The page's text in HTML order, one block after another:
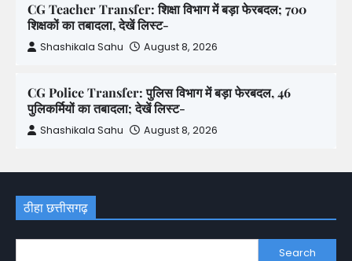
CG Teacher Transfer: शिक्षा विभाग में बड़ा फेरबदल; 700
शिक्षकों का तबादला, देखें लिस्ट-
Shashikala Sahu August 8, 2026
CG Police Transfer: पुलिस विभाग में बड़ा फेरबदल, 46
पुलिकर्मियों का तबादला; देखें लिस्ट-
Shashikala Sahu August 8, 2026
ठीहा छत्तीसगढ़
Search